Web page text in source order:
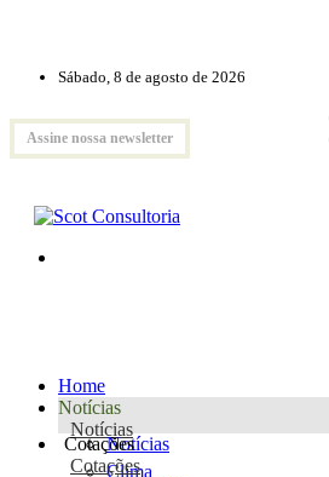
Sábado, 8 de agosto de 2026
Assine nossa newsletter
Home
Notícias
Notícias
Notícias
Clima
Cotações
Cotações